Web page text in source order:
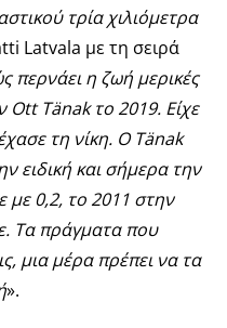
τρία χιλιόμετρα
Latvala με τη σειρά
περνάει η ζωή μερικές
Tänak το 2019. Είχε
τη νίκη. Ο Tänak
ειδική και σήμερα την
με 0,2, το 2011 στην
Τα πράγματα που
μια μέρα πρέπει να τα
».